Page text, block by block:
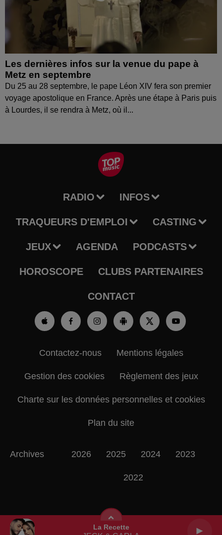
La Recette
Les dernières infos sur la venue du pape à
Metz en septembre
Du 25 au 28 septembre, le pape Léon XIV fera son premier
voyage apostolique en France. Après une étape à Paris puis
à Lourdes, il se rendra à Metz, où il...
RADIO INFOS
TRAQUEURS D'EMPLOI CASTING
JEUX AGENDA PODCASTS
HOROSCOPE CLUBS PARTENAIRES
CONTACT
Contactez-nous Mentions légales
Gestion des cookies Règlement des jeux
Charte sur les données personnelles et cookies
Plan du site
Archives 2026 2025 2024 2023
2022